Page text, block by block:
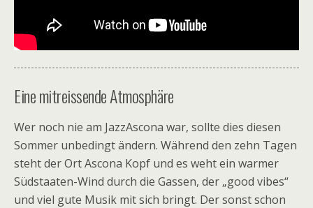
Eine mitreissende Atmosphäre
Wer noch nie am JazzAscona war, sollte dies diesen
Sommer unbedingt ändern. Während den zehn Tagen
steht der Ort Ascona Kopf und es weht ein warmer
Südstaaten-Wind durch die Gassen, der „good vibes“
und viel gute Musik mit sich bringt. Der sonst schon